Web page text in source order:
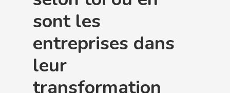
sont les
entreprises dans
leur
transformation